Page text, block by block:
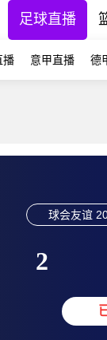
足球直播
播 意甲直播 德
球会友谊
2